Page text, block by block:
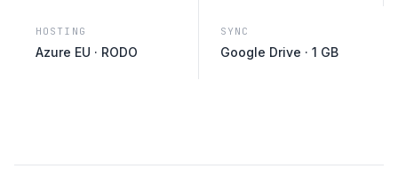
HOSTING
Azure EU · RODO
SYNC
Google Drive · 1 GB